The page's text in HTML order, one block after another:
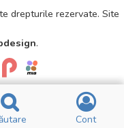
drepturile rezervate. Site
.
Cart
Cont
Cart
Cont